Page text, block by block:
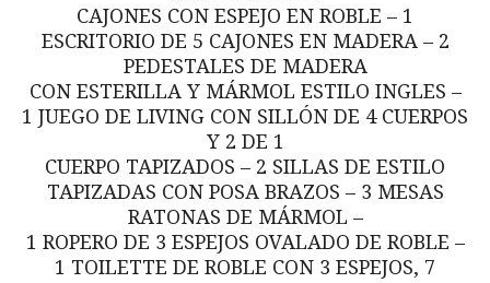
CAJONES CON ESPEJO EN ROBLE – 1
ESCRITORIO DE 5 CAJONES EN MADERA – 2
PEDESTALES DE MADERA
CON ESTERILLA Y MÁRMOL ESTILO INGLES –
1 JUEGO DE LIVING CON SILLÓN DE 4 CUERPOS
Y 2 DE 1
CUERPO TAPIZADOS – 2 SILLAS DE ESTILO
TAPIZADAS CON POSA BRAZOS – 3 MESAS
RATONAS DE MÁRMOL –
1 ROPERO DE 3 ESPEJOS OVALADO DE ROBLE –
1 TOILETTE DE ROBLE CON 3 ESPEJOS, 7